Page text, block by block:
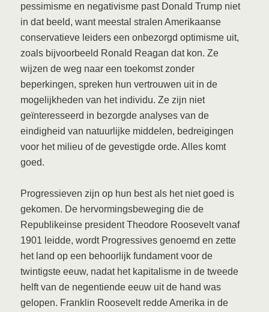
pessimisme en negativisme past Donald Trump niet
in dat beeld, want meestal stralen Amerikaanse
conservatieve leiders een onbezorgd optimisme uit,
zoals bijvoorbeeld Ronald Reagan dat kon. Ze
wijzen de weg naar een toekomst zonder
beperkingen, spreken hun vertrouwen uit in de
mogelijkheden van het individu. Ze zijn niet
geïnteresseerd in bezorgde analyses van de
eindigheid van natuurlijke middelen, bedreigingen
voor het milieu of de gevestigde orde. Alles komt
goed.
Progressieven zijn op hun best als het niet goed is
gekomen. De hervormingsbeweging die de
Republikeinse president Theodore Roosevelt vanaf
1901 leidde, wordt Progressives genoemd en zette
het land op een behoorlijk fundament voor de
twintigste eeuw, nadat het kapitalisme in de tweede
helft van de negentiende eeuw uit de hand was
gelopen. Franklin Roosevelt redde Amerika in de